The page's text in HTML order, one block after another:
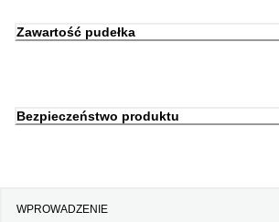
Zawartość pudełka
Bezpieczeństwo produktu
WPROWADZENIE